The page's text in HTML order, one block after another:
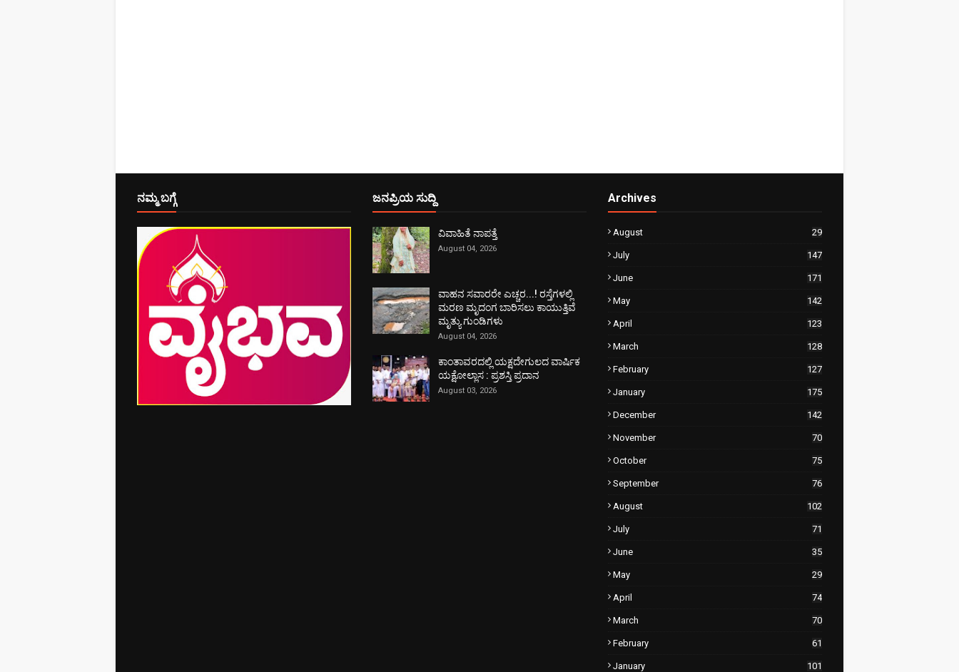
ನಮ್ಮ ಬಗ್ಗೆ ಜನಪ್ರಿಯ ಸುದ್ದಿ
ವಿವಾಹಿತೆ ನಾಪತ್ತೆ
August 04, 2026
ವಾಹನ ಸವಾರರೇ ಎಚ್ಚರ...! ರಸ್ತೆಗಳಲ್ಲಿ
ಮರಣ ಮೃದಂಗ ಬಾರಿಸಲು ಕಾಯುತ್ತಿವೆ
ಮೃತ್ಯು ಗುಂಡಿಗಳು
August 04, 2026
ಕಾಂತಾವರದಲ್ಲಿ ಯಕ್ಷದೇಗುಲದ ವಾರ್ಷಿಕ
ಯಕ್ಷೋಲ್ಲಾಸ : ಪ್ರಶಸ್ತಿ ಪ್ರದಾನ
August 03, 2026
Archives
August 29
July 147
June 171
May 142
April 123
March 128
February 127
January 175
December 142
November 70
October 75
September 76
August 102
July 71
June 35
May 29
April 74
March 70
February 61
January 101